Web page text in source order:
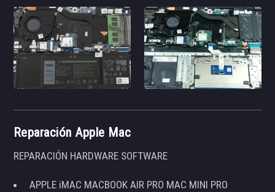
Reparación Apple Mac
REPARACIÓN HARDWARE SOFTWARE
APPLE iMAC MACBOOK AIR PRO MAC MINI PRO